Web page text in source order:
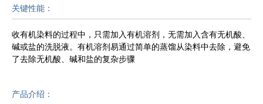
关键性能：
收有机染料的过程中，只需加入有机溶剂，无需加入含有无机酸、
碱或盐的洗脱液。有机溶剂易通过简单的蒸馏从染料中去除，避免
了去除无机酸、碱和盐的复杂步骤
产品介绍：